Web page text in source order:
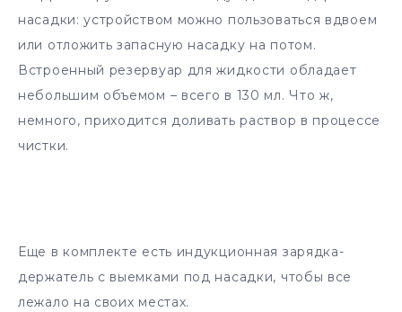
насадки: устройством можно пользоваться вдвоем
или отложить запасную насадку на потом.
Встроенный резервуар для жидкости обладает
небольшим объемом – всего в 130 мл. Что ж,
немного, приходится доливать раствор в процессе
чистки.
Еще в комплекте есть индукционная зарядка-
держатель с выемками под насадки, чтобы все
лежало на своих местах.